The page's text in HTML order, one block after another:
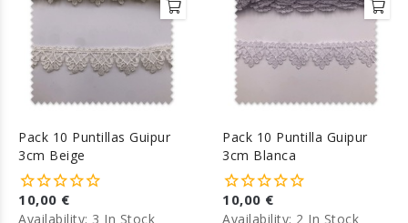
Pack 10 Puntillas Guipur
3cm Beige
10,00 €
Availability: 3 In Stock
Pack 10 Puntilla Guipur
3cm Blanca
10,00 €
Availability: 2 In Stock